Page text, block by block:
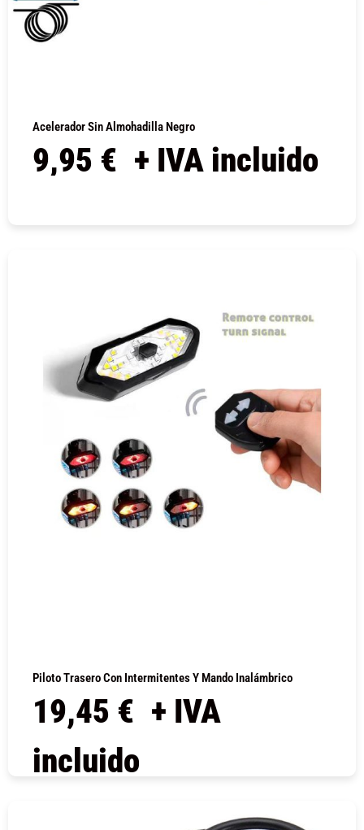
Acelerador Sin Almohadilla Negro
9,95 € + IVA incluido
Piloto Trasero Con Intermitentes Y Mando Inalámbrico
19,45 € + IVA
incluido